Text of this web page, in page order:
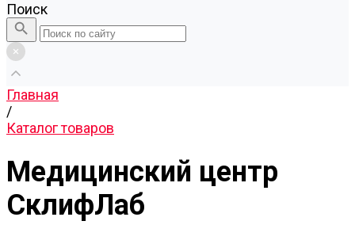
Поиск
Главная
/
Каталог товаров
Медицинский центр
СклифЛаб